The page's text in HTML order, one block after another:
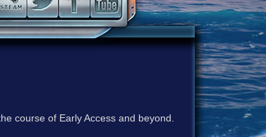
course of Early Access and beyond.